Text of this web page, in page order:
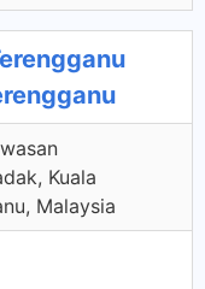
Kuala
Malaysia